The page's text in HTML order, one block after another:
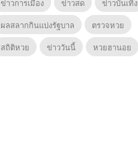
ข่าวการเมือง
ข่าวสด
ข่าวบันเทิง
ผลสลากกินแบ่งรัฐบาล
ตรวจหวย
สถิติหวย
ข่าววันนี้ หวยฮานอย